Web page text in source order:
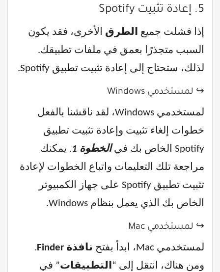
5. إعادة تثبيت Spotify
إذا فشلت جميع الطرق الأخرى، فقد يكون
السبب متجذرًا بعمق في ملفات تطبيقك.
لذلك، ستحتاج إلى إعادة تثبيت تطبيق Spotify.
↪ لمستخدمي Windows
لمستخدمي Windows، لقد ناقشنا بالفعل
خطوات إلغاء تثبيت وإعادة تثبيت تطبيق
Spotify الخاص بك في
الخطوة 1
. يمكنك
مراجعة تلك التعليمات واتباع الخطوات لإعادة
تثبيت تطبيق Spotify على جهاز الكمبيوتر
الخاص بك الذي يعمل بنظام Windows.
↪ لمستخدمي Mac
لمستخدمي Mac، ابدأ بفتح نافذة Finder
.
ومن هناك، انتقل إلى “ التطبيقات” في